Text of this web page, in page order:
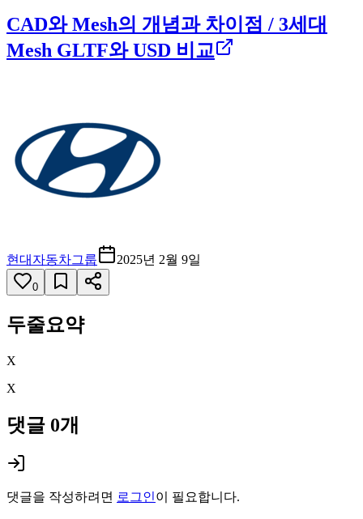
CAD와 Mesh의 개념과 차이점 / 3세대
Mesh GLTF와 USD 비교
현대자동차그룹 2025년 2월 9일
0
두줄요약
X
X
댓글 0개
댓글을 작성하려면 로그인이 필요합니다.